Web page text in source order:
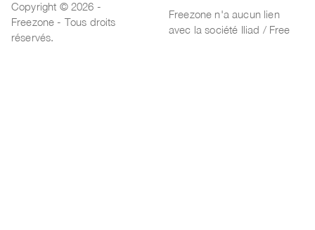
Copyright © 2026 -
Freezone - Tous droits
réservés.
Freezone n'a aucun lien
avec la société Iliad / Free